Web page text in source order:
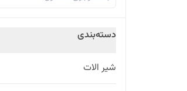
دسته‌بندی
شیر الات